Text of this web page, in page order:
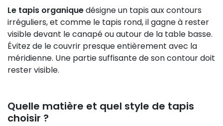
Le tapis organiquedésigne un tapis aux contours
irréguliers, et comme le tapis rond, il gagne à rester
visible devant le canapé ou autour de la table basse.
Évitez de le couvrir presque entièrement avec la
méridienne. Une partie suffisante de son contour doit
rester visible.
Quelle matière et quel style de tapis
choisir ?